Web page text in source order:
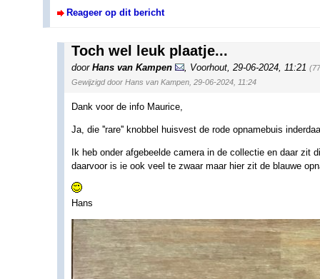
Reageer op dit bericht
Toch wel leuk plaatje...
door Hans van Kampen Voorhout 29-06-2024, 11:21
Gewijzigd door Hans van Kampen, 29-06-2024, 11:24
Dank voor de info Maurice,
Ja, die ''rare'' knobbel huisvest de rode opnamebuis
Ik heb onder afgebeelde camera in de collectie en daar
daarvoor is ie ook veel te zwaar maar hier zit de blauwe
Hans